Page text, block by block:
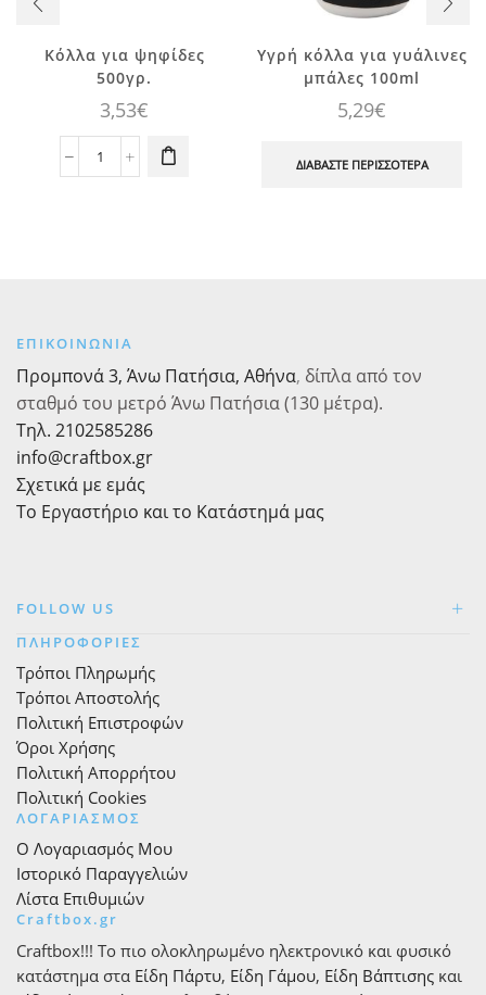
Κόλλα για ψηφίδες
500γρ.
3,53€
Κόλλα
Υγρή κόλλα για γυάλινες
μπάλες 100ml
5,29€
ΔΙΑΒΆΣΤΕ ΠΕΡΙΣΣΌΤΕΡΑ
ΕΠΙΚΟΙΝΩΝΙΑ
Προμπονά 3, Άνω Πατήσια, Αθήνα, δίπλα από τον
σταθμό του μετρό Άνω Πατήσια (130 μέτρα).
Τηλ. 2102585286
info@craftbox.gr
Σχετικά με εμάς
Το Εργαστήριο και το Κατάστημά μας
FOLLOW US
ΠΛΗΡΟΦΟΡΙΕΣ
Τρόποι Πληρωμής
Τρόποι Αποστολής
Πολιτική Επιστροφών
Όροι Χρήσης
Πολιτική Απορρήτου
Πολιτική Cookies
ΛΟΓΑΡΙΑΣΜΟΣ
Ο Λογαριασμός Μου
Ιστορικό Παραγγελιών
Λίστα Επιθυμιών
Craftbox.gr
Craftbox!!! Το πιο ολοκληρωμένο ηλεκτρονικό και φυσικό
κατάστημα στα Είδη Πάρτυ, Είδη Γάμου, Είδη Βάπτισης και